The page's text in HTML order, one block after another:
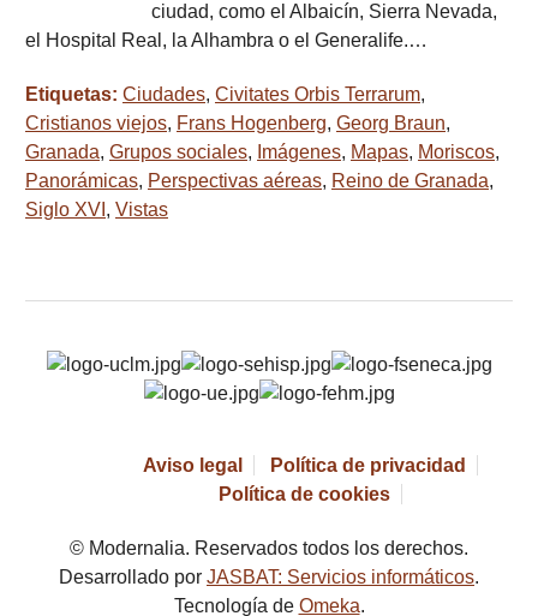
ciudad, como el Albaicín, Sierra Nevada,
el Hospital Real, la Alhambra o el Generalife.…
Etiquetas: Ciudades, Civitates Orbis Terrarum,
Cristianos viejos, Frans Hogenberg, Georg Braun,
Granada, Grupos sociales, Imágenes, Mapas, Moriscos,
Panorámicas, Perspectivas aéreas, Reino de Granada,
Siglo XVI , Vistas
Aviso legal
Política de privacidad
Política de cookies
© Modernalia. Reservados todos los derechos.
Desarrollado por JASBAT: Servicios informáticos.
Tecnología de Omeka.